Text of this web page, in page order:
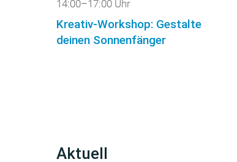
14:00–17:00 Uhr
Kreativ-Workshop: Gestalte
deinen Sonnenfänger
Aktuell